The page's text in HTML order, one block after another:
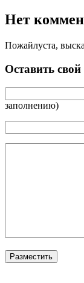
Нет
Пожайлуста,
Оставить
заполнению)